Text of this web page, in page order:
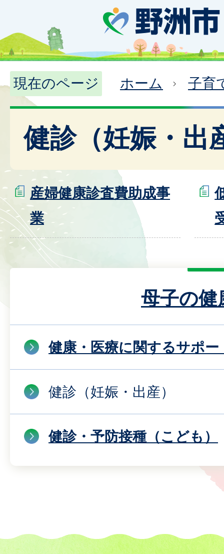
現在のページ ホーム 子育
健診（妊娠・出
産婦健康診査費助成事
業
母子の健
健康・医療に関するサポー
健診（妊娠・出産）
健診・予防接種（こども）